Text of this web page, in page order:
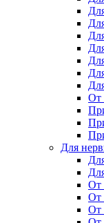
От
Для
От
От
От